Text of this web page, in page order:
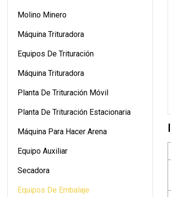
Molino Minero
Máquina Trituradora
Equipos De Trituración
Máquina Trituradora
Planta De Trituración Móvil
Planta De Trituración Estacionaria
Máquina Para Hacer Arena
Equipo Auxiliar
Secadora
Equipos De Embalaje